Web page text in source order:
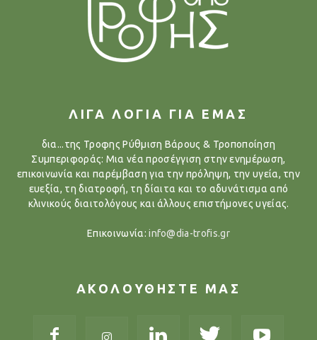
ΛΙΓΑ ΛΟΓΙΑ ΓΙΑ ΕΜΑΣ
δια...της Τροφης Ρύθμιση Βάρους & Τροποποίηση
Συμπεριφοράς: Μια νέα προσέγγιση στην ενημέρωση,
επικοινωνία και παρέμβαση για την πρόληψη, την υγεία, την
ευεξία, τη διατροφή, τη δίαιτα και το αδυνάτισμα από
κλινικούς διαιτολόγους και άλλους επιστήμονες υγείας.
Επικοινωνία:info@dia-trofis.gr
ΑΚΟΛΟΥΘΗΣΤΕ ΜΑΣ